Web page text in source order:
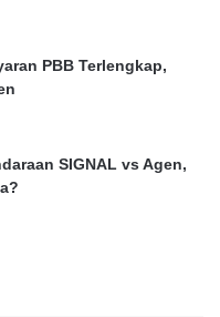
PBB Terlengkap,
SIGNAL vs Agen,